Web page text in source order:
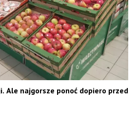
Ale najgorsze ponoć dopiero przed